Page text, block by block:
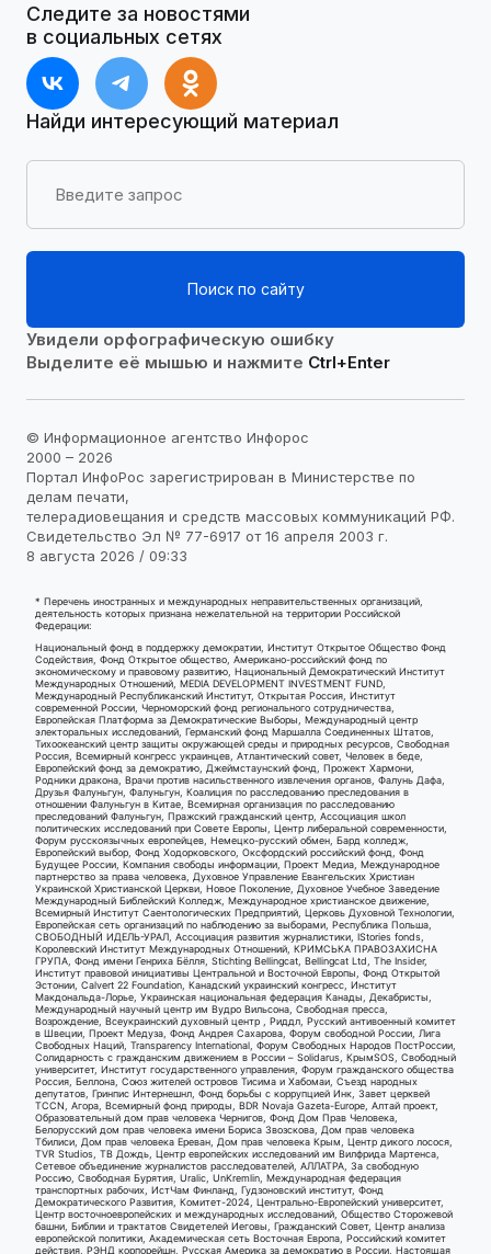
Следите за новостями
в социальных сетях
Найди интересующий материал
Поиск по сайту
Увидели орфографическую ошибку
Выделите её мышью и нажмите Ctrl+Enter
© Информационное агентство Инфорос
2000 – 2026
Портал ИнфоРос зарегистрирован в Министерстве по
делам печати,
телерадиовещания и средств массовых коммуникаций РФ.
Свидетельство Эл № 77-6917 от 16 апреля 2003 г.
8 августа 2026 / 09:33